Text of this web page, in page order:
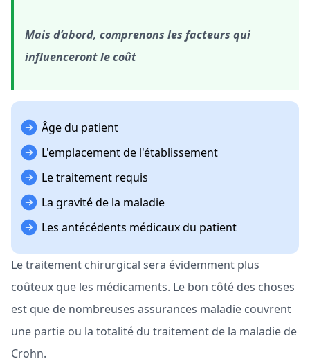
Mais d’abord, comprenons les facteurs qui
influenceront le coût
Âge du patient
L'emplacement de l'établissement
Le traitement requis
La gravité de la maladie
Les antécédents médicaux du patient
Le traitement chirurgical sera évidemment plus
coûteux que les médicaments. Le bon côté des choses
est que de nombreuses assurances maladie couvrent
une partie ou la totalité du traitement de la maladie de
Crohn.